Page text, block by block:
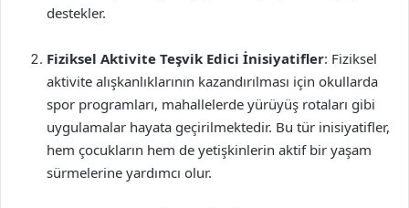
destekler.
Fiziksel Aktivite Teşvik Edici İnisiyatifler: Fiziksel
aktivite alışkanlıklarının kazandırılması için okullarda
spor programları, mahallelerde yürüyüş rotaları gibi
uygulamalar hayata geçirilmektedir. Bu tür inisiyatifler,
hem çocukların hem de yetişkinlerin aktif bir yaşam
sürmelerine yardımcı olur.